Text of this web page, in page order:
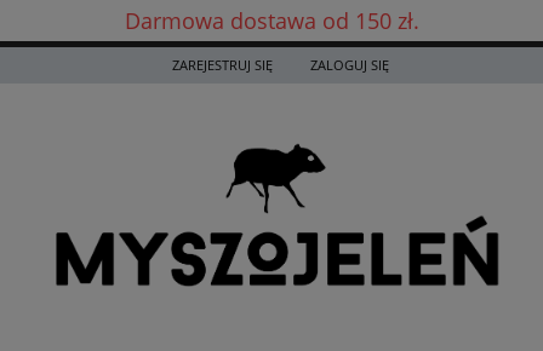
Darmowa dostawa od 150 zł.
Darmowa dostawa już od 150 zł! ✨
ZAREJESTRUJ SIĘ ZALOGUJ SIĘ